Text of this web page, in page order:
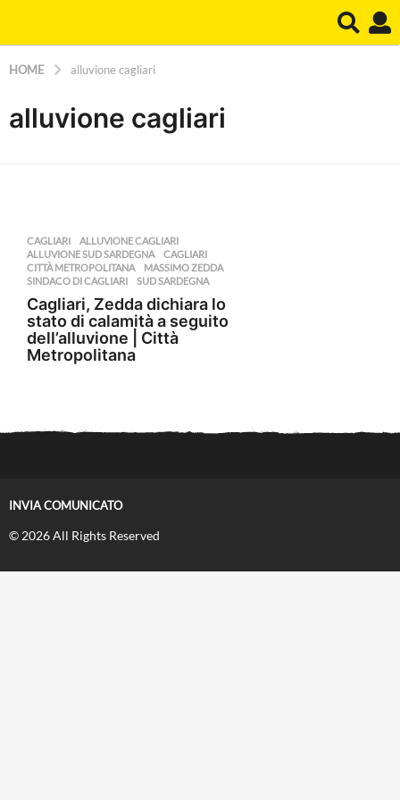
HOME alluvione cagliari
alluvione cagliari
CAGLIARI ALLUVIONE CAGLIARI
ALLUVIONE SUD SARDEGNA
,CAGLIARI
CITTÀ METROPOLITANA
,MASSIMO ZEDDA
SINDACO DI CAGLIARI
,SUD SARDEGNA
Cagliari, Zedda dichiara lo
stato di calamità a seguito
dell’alluvione | Città
Metropolitana
INVIA COMUNICATO
© 2026 All Rights Reserved